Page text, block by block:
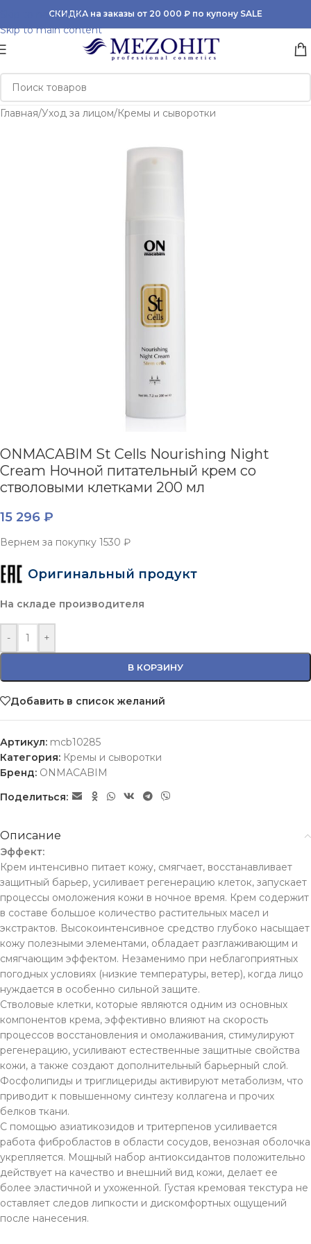
Skip to navigation
Skip to main content
СКИДКА на заказы от 20 000 ₽ по купону SALE
Главная/Уход за лицом/Кремы и сыворотки
ONMACABIM St Cells Nourishing Night
Cream Ночной питательный крем со
стволовыми клетками 200 мл
15 296 ₽
Вернем за покупку 1530 ₽
Оригинальный продукт
На складе производителя
- +
В КОРЗИНУ
Добавить в список желаний
Артикул: mcb10285
Категория: Кремы и сыворотки
Бренд: ONMACABIM
Поделиться:
Описание
Эффект:
Крем интенсивно питает кожу, смягчает, восстанавливает
защитный барьер, усиливает регенерацию клеток, запускает
процессы омоложения кожи в ночное время. Крем cодержит
в составе большое количество растительных масел и
экстрактов. Высокоинтенсивное средство глубоко насыщает
кожу полезными элементами, обладает разглаживающим и
смягчающим эффектом. Незаменимо при неблагоприятных
погодных условиях (низкие температуры, ветер), когда лицо
нуждается в особенно сильной защите.
Стволовые клетки, которые являются одним из основных
компонентов крема, эффективно влияют на скорость
процессов восстановления и омолаживания, стимулируют
регенерацию, усиливают естественные защитные свойства
кожи, а также создают дополнительный барьерный слой.
Фосфолипиды и триглицериды активируют метаболизм, что
приводит к повышенному синтезу коллагена и прочих
белков ткани.
С помощью азиатикозидов и тритерпенов усиливается
работа фибробластов в области сосудов, венозная оболочка
укрепляется. Мощный набор антиоксидантов положительно
действует на качество и внешний вид кожи, делает ее
более эластичной и ухоженной. Густая кремовая текстура не
оставляет следов липкости и дискомфортных ощущений
после нанесения.